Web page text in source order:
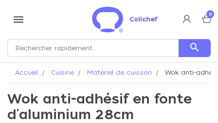
menu Colichef
0
search
Accueil Cuisine Matériel de cuisson Wok anti-
Wok anti-adhésif en fonte
d'aluminium 28cm